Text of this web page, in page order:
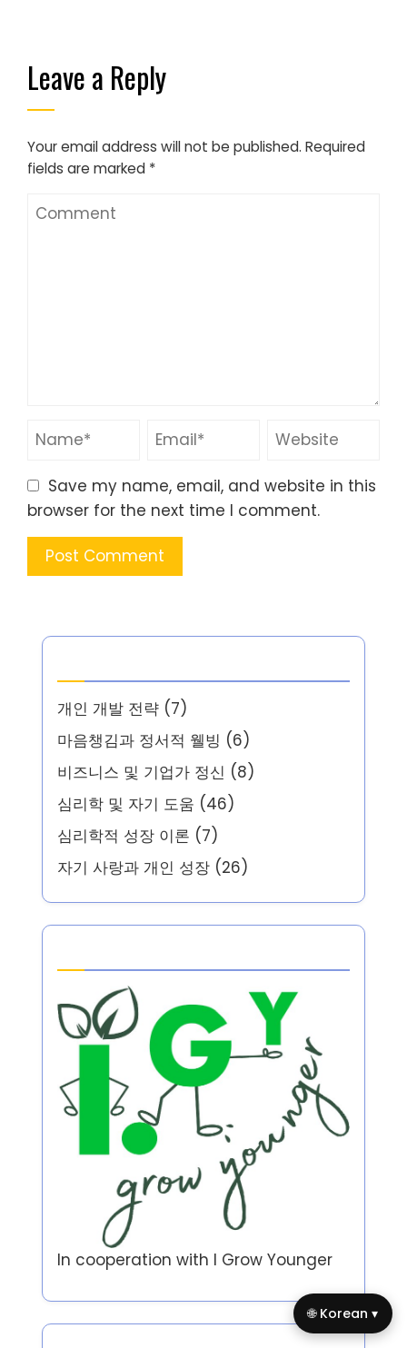
Leave a Reply
Your email address will not be published. Required
fields are marked *
Save my name, email, and website in this
browser for the next time I comment.
개인 개발 전략 (7)
마음챙김과 정서적 웰빙 (6)
비즈니스 및 기업가 정신 (8)
심리학 및 자기 도움 (46)
심리학적 성장 이론 (7)
자기 사랑과 개인 성장 (26)
In cooperation with I Grow Younger
🌐 Korean ▾